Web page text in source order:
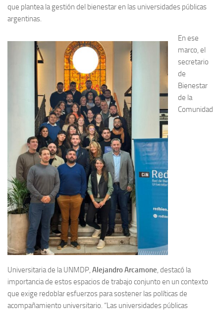
que plantea la gestión del bienestar en las universidades públicas
argentinas.
En ese
marco, el
secretario
de
Bienestar
de la
Comunidad
Universitaria de la UNMDP, Alejandro Arcamone, destacó la
importancia de estos espacios de trabajo conjunto en un contexto
que exige redoblar esfuerzos para sostener las políticas de
acompañamiento universitario. “Las universidades públicas